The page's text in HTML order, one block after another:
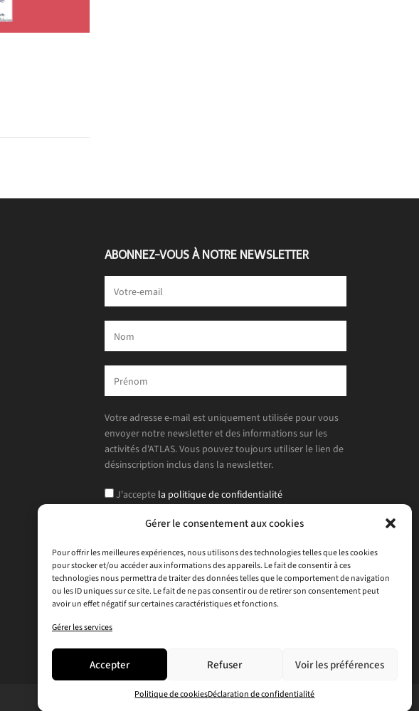
Gérer le consentement aux cookies
Pour offrir les meilleures expériences, nous utilisons des technologies telles que les cookies
pour stocker et/ou accéder aux informations des appareils. Le fait de consentir à ces
technologies nous permettra de traiter des données telles que le comportement de navigation
ou les ID uniques sur ce site. Le fait de ne pas consentir ou de retirer son consentement peut
avoir un effet négatif sur certaines caractéristiques et fonctions.
Gérer les services
Accepter Refuser Voir les préférences
Politique de cookiesDéclaration de confidentialité
ABONNEZ-VOUS À NOTRE NEWSLETTER
Votre adresse e-mail est uniquement utilisée pour vous
envoyer notre newsletter et des informations sur les
activités d'ATLAS. Vous pouvez toujours utiliser le lien de
désinscription inclus dans la newsletter.
J'acceptela politique de confidentialité